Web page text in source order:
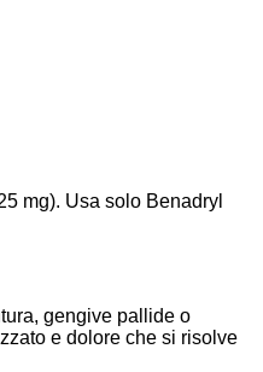
mg). Usa solo Benadryl
gengive pallide o
e dolore che si risolve